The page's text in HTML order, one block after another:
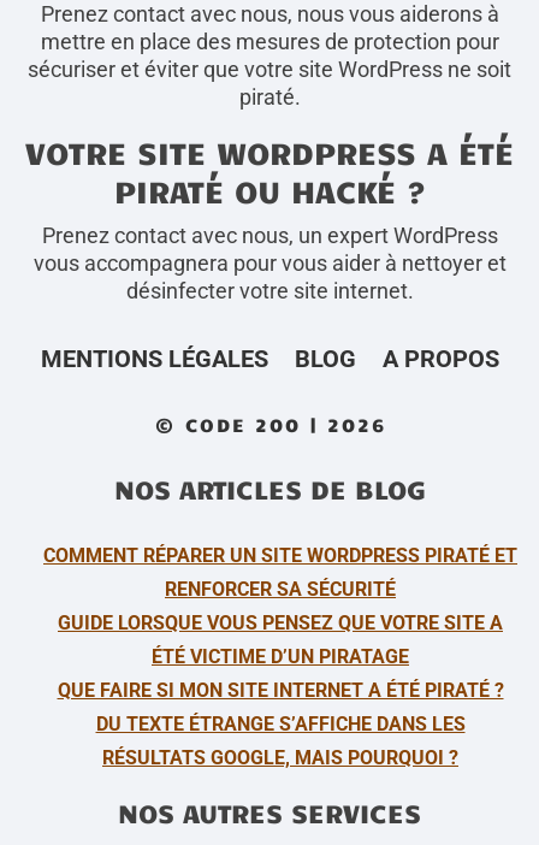
Prenez contact avec nous, nous vous aiderons à
mettre en place des mesures de protection pour
sécuriser et éviter que votre site WordPress ne soit
piraté.
VOTRE SITE WORDPRESS A ÉTÉ
PIRATÉ OU HACKÉ ?
Prenez contact avec nous, un expert WordPress
vous accompagnera pour vous aider à nettoyer et
désinfecter votre site internet.
MENTIONS LÉGALES BLOG A PROPOS
© CODE 200 | 2026
NOS ARTICLES DE BLOG
COMMENT RÉPARER UN SITE WORDPRESS PIRATÉ ET
RENFORCER SA SÉCURITÉ
GUIDE LORSQUE VOUS PENSEZ QUE VOTRE SITE A
ÉTÉ VICTIME D’UN PIRATAGE
QUE FAIRE SI MON SITE INTERNET A ÉTÉ PIRATÉ ?
DU TEXTE ÉTRANGE S’AFFICHE DANS LES
RÉSULTATS GOOGLE, MAIS POURQUOI ?
NOS AUTRES SERVICES